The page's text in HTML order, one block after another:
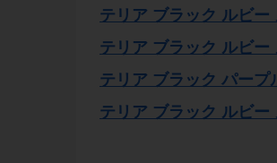
テリア ブラック ルビー
テリア ブラック ルビー
テリア ブラック パープ
テリア ブラック ルビー